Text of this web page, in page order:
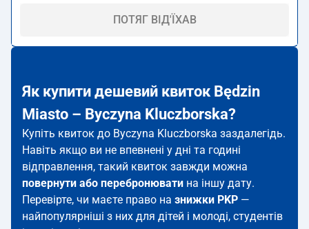
ПОТЯГ ВІД'ЇХАВ
Як купити дешевий квиток Będzin
Miasto – Byczyna Kluczborska?
Купіть квиток до Byczyna Kluczborska заздалегідь.
Навіть якщо ви не впевнені у дні та годині
відправлення, такий квиток завжди можна
повернути або перебронювати на іншу дату.
Перевірте, чи маєте право на знижки PKP —
найпопулярніші з них для дітей і молоді, студентів